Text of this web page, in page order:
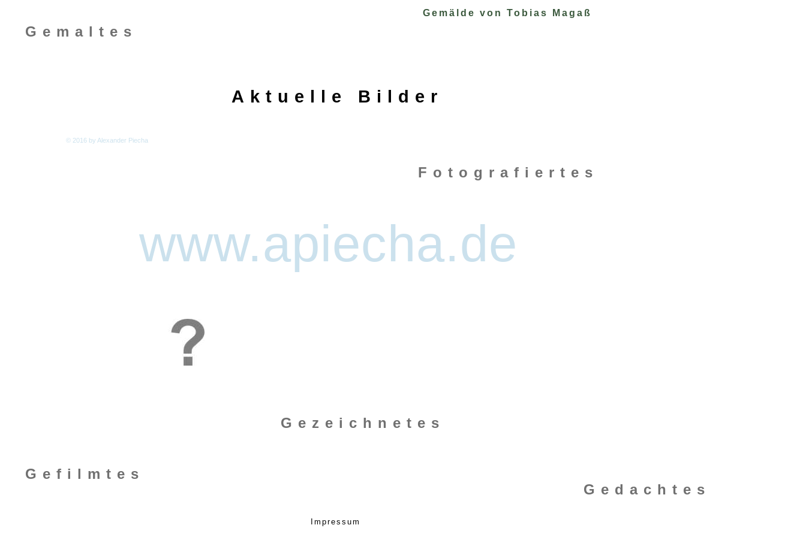
www.apiecha.de
Gemaltes
Fotografiertes
Gefilmtes
Gezeichnetes
Gedachtes
Gemälde von Tobias Magaß
Aktuelle Bilder
Impressum
© 2016 by Alexander Piecha